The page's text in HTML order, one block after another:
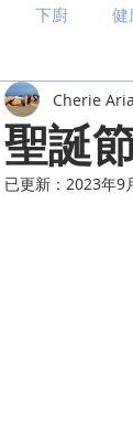
下廚 健
聖誕
Cherie Aria
已更新： 2023年9